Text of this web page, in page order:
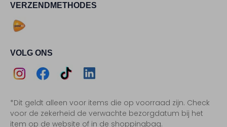
VERZENDMETHODES
VOLG ONS
Instagram
Facebook
TikTokLinkedIn
*Dit geldt alleen voor items die op voorraad zijn. Check
voor de zekerheid de verwachte bezorgdatum bij het
item op de website of in de shoppingbag.